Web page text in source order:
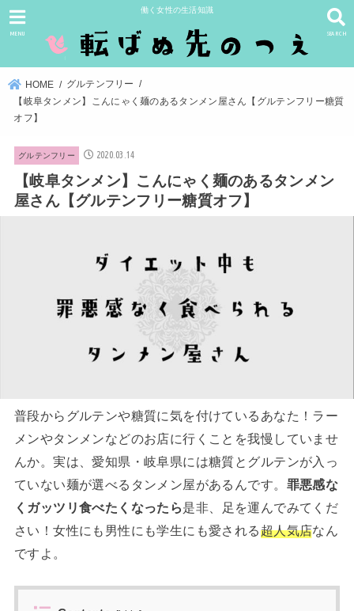
働く女性の生活知識
SEARCH
MENU
HOME
グルテンフリー
【岐阜タンメン】こんにゃく麺のあるタンメン屋さん【グルテンフリー糖質
オフ】
グルテンフリー 2020.03.14
【岐阜タンメン】こんにゃく麺のあるタンメン
屋さん【グルテンフリー糖質オフ】
普段からグルテンや糖質に気を付けているあなた！ラー
メンやタンメンなどのお店に行くことを我慢していませ
んか。実は、愛知県・岐阜県には糖質とグルテンが入っ
ていない麺が選べるタンメン屋があるんです。 罪悪感な
くガッツリ食べたくなったら是非、足を運んでみてくだ
さい！女性にも男性にも学生にも愛される超人気店なん
ですよ。